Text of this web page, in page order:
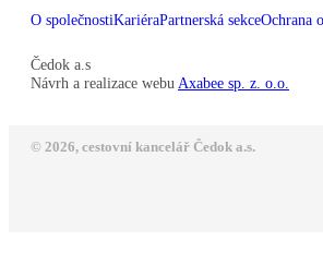
O společnostiKariéraPartnerská sekceOchrana
Čedok a.s
Návrh a realizace webu Axabee sp. z. o.o.
© 2026, cestovní kancelář Čedok a.s.